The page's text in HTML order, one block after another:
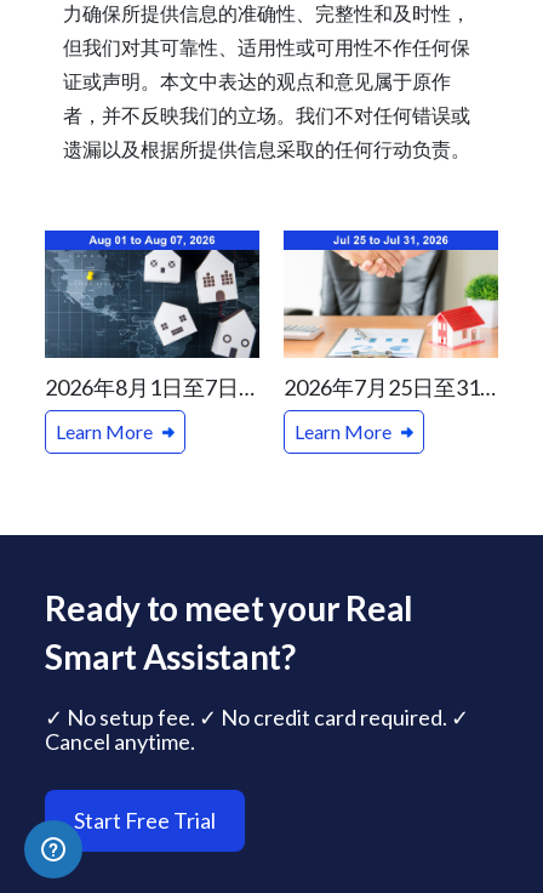
力确保所提供信息的准确性、完整性和及时性，
但我们对其可靠性、适用性或可用性不作任何保
证或声明。本文中表达的观点和意见属于原作
者，并不反映我们的立场。我们不对任何错误或
遗漏以及根据所提供信息采取的任何行动负责。
2026年8月1日至7日加拿大及温哥华一周地产新闻精选
Learn More
2026年7月25日至31日加拿大及温哥华一周地产新闻精选
Learn More
Ready to meet your Real
Smart Assistant?
✓ No setup fee. ✓ No credit card required. ✓
Cancel anytime.
Start Free Trial